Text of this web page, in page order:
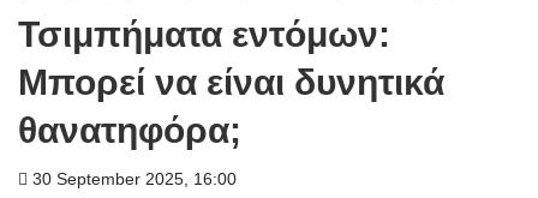
Τσιμπήματα εντόμων:
Μπορεί να είναι δυνητικά
θανατηφόρα;
30 September 2025, 16:00